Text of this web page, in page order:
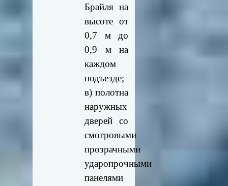
Брайля на
высоте от
0,7 м до
0,9 м на
каждом
подъезде;
в) полотна
наружных
дверей со
смотровыми
прозрачными
ударопрочными
панелями